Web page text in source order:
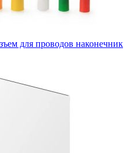
для проводов наконечник